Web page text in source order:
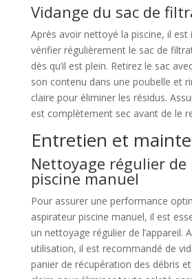
Vidange du sac de
Après avoir nettoyé la piscine, il
vérifier régulièrement le sac de
dès qu’il est plein. Retirez le sac
son contenu dans une poubelle et
claire pour éliminer les résidus.
est complètement sec avant de le
Entretien et
Nettoyage régulier de
piscine manuel
Pour assurer une performance
aspirateur piscine manuel, il est
un nettoyage régulier de l’appareil.
utilisation, il est recommandé de
panier de récupération des débris et